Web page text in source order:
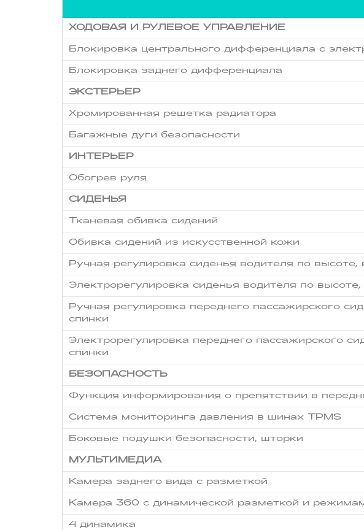
ХОДОВАЯ И РУЛЕВОЕ УПРАВЛЕНИЕ
Блокировка центрального дифференциала с
Блокировка заднего дифференциала
ЭКСТЕРЬЕР
Хромированная решетка радиатора
Багажные дуги безопасности
ИНТЕРЬЕР
Обогрев руля
СИДЕНЬЯ
Тканевая обивка сидений
Обивка сидений из искусственной кожи
Ручная регулировка сиденья водителя по
Электрорегулировка сиденья водителя по
Ручная регулировка переднего пассажирского
спинки
Электрорегулировка переднего пассажирского
спинки
БЕЗОПАСНОСТЬ
Функция информирования о препятствии в
Система мониторинга давления в шинах TPMS
Боковые подушки безопасности, шторки
МУЛЬТИМЕДИА
Камера заднего вида с разметкой
Камера 360 с динамической разметкой и
4 динамика